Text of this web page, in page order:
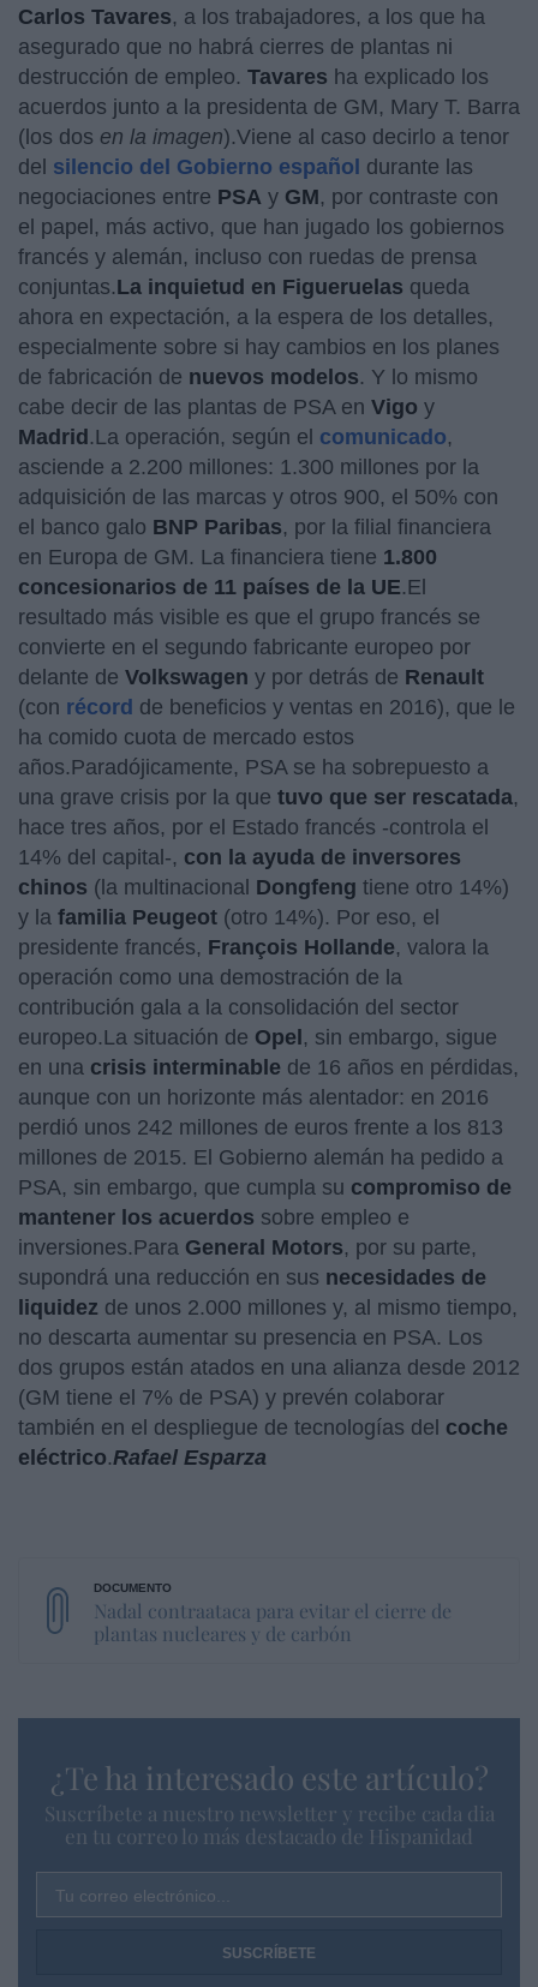
Carlos Tavares, a los trabajadores, a los que ha
asegurado que no habrá cierres de plantas ni
destrucción de empleo. Tavares ha explicado los
acuerdos junto a la presidenta de GM, Mary T. Barra
(los dos en la imagen).Viene al caso decirlo a tenor
del silencio del Gobierno español durante las
negociaciones entre PSA y GM, por contraste con
el papel, más activo, que han jugado los gobiernos
francés y alemán, incluso con ruedas de prensa
conjuntas.La inquietud en Figueruelas queda
ahora en expectación, a la espera de los detalles,
especialmente sobre si hay cambios en los planes
de fabricación de nuevos modelos. Y lo mismo
cabe decir de las plantas de PSA en Vigo y
Madrid .La operación, según el comunicado,
asciende a 2.200 millones: 1.300 millones por la
adquisición de las marcas y otros 900, el 50% con
el banco galo BNP Paribas, por la filial financiera
en Europa de GM. La financiera tiene 1.800
concesionarios de 11 países de la UE.El
resultado más visible es que el grupo francés se
convierte en el segundo fabricante europeo por
delante de Volkswagen y por detrás de Renault
(con récord de beneficios y ventas en 2016), que le
ha comido cuota de mercado estos
años.Paradójicamente, PSA se ha sobrepuesto a
una grave crisis por la que tuvo que ser rescatada,
hace tres años, por el Estado francés -controla el
14% del capital-, con la ayuda de inversores
chinos (la multinacional Dongfeng tiene otro 14%)
y la familia Peugeot (otro 14%). Por eso, el
presidente francés, François Hollande, valora la
operación como una demostración de la
contribución gala a la consolidación del sector
europeo.La situación de Opel , sin embargo, sigue
en una crisis interminable de 16 años en pérdidas,
aunque con un horizonte más alentador: en 2016
perdió unos 242 millones de euros frente a los 813
millones de 2015. El Gobierno alemán ha pedido a
PSA, sin embargo, que cumpla su compromiso de
mantener los acuerdos sobre empleo e
inversiones.Para General Motors, por su parte,
supondrá una reducción en sus necesidades de
liquidez de unos 2.000 millones y, al mismo tiempo,
no descarta aumentar su presencia en PSA. Los
dos grupos están atados en una alianza desde 2012
(GM tiene el 7% de PSA) y prevén colaborar
también en el despliegue de tecnologías del coche
eléctrico.Rafael Esparza
Nadal contraataca para evitar el cierre de
plantas nucleares y de carbón
¿Te ha interesado este artículo?
Suscríbete a nuestro newsletter y recibe cada dia
en tu correo lo más destacado de Hispanidad
Tu correo electrónico...